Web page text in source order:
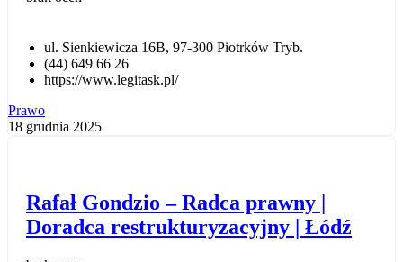
ul. Sienkiewicza 16B, 97-300 Piotrków Tryb.
(44) 649 66 26
https://www.legitask.pl/
Prawo
18 grudnia 2025
Rafał Gondzio – Radca prawny |
Doradca restrukturyzacyjny | Łódź